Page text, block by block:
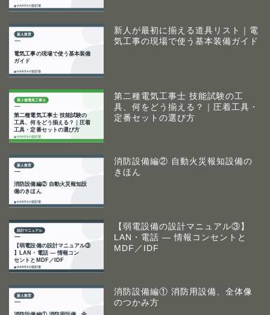
新人が最初に揃える道具リスト｜電
気工事の現場で使う基本装備ガイド
第二種電気工事士 技能試験の工
具、何をどう揃える？｜圧着工具・
定番セットの選び方
消防設備編② 自動火災報知設備の
きほん
【弱電設備の設計マニュアル③】
LAN・電話 ― 情報コンセントと
MDF／IDF
消防設備編① 消防用設備、全体像
のつかみ方